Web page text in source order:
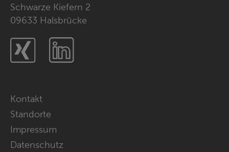
Schwarze Kiefern 2
09633 Halsbrücke
Xing LinkedIn
Navigation
überspringen
Kontakt
Standorte
Impressum
Datenschutz